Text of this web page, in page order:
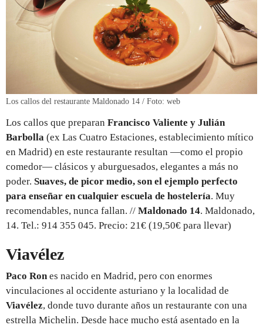
Los callos del restaurante Maldonado 14 / Foto: web
Los callos que preparan Francisco Valiente y Julián
Barbolla (ex Las Cuatro Estaciones, establecimiento mítico
en Madrid) en este restaurante resultan —como el propio
comedor— clásicos y aburguesados, elegantes a más no
poder. Suaves, de picor medio, son el ejemplo perfecto
para enseñar en cualquier escuela de hostelería. Muy
recomendables, nunca fallan. // Maldonado 14. Maldonado,
14. Tel.: 914 355 045. Precio: 21€ (19,50€ para llevar)
Viavélez
Paco Ron es nacido en Madrid, pero con enormes
vinculaciones al occidente asturiano y la localidad de
Viavélez, donde tuvo durante años un restaurante con una
estrella Michelin. Desde hace mucho está asentado en la